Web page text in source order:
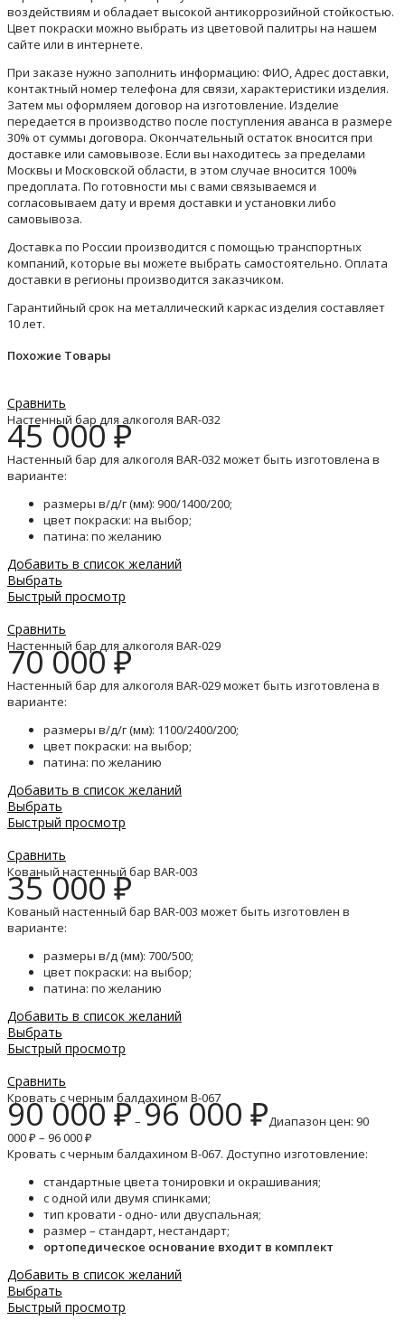
воздействиям и обладает высокой антикоррозийной стойкостью.
Цвет покраски можно выбрать из цветовой палитры на нашем
сайте или в интернете.
При заказе нужно заполнить информацию: ФИО, Адрес доставки,
контактный номер телефона для связи, характеристики изделия.
Затем мы оформляем договор на изготовление. Изделие
передается в производство после поступления аванса в размере
30% от суммы договора. Окончательный остаток вносится при
доставке или самовывозе. Если вы находитесь за пределами
Москвы и Московской области, в этом случае вносится 100%
предоплата. По готовности мы с вами связываемся и
согласовываем дату и время доставки и установки либо
самовывоза.
Доставка по России производится с помощью транспортных
компаний, которые вы можете выбрать самостоятельно. Оплата
доставки в регионы производится заказчиком.
Гарантийный срок на металлический каркас изделия составляет
10 лет.
Похожие Товары
Сравнить
Настенный бар для алкоголя BAR-032
45 000₽
Настенный бар для алкоголя BAR-032 может быть изготовлена в
варианте:
размеры в/д/г (мм): 900/1400/200;
цвет покраски: на выбор;
патина: по желанию
Добавить в список желаний
Выбрать
Быстрый просмотр
Сравнить
Настенный бар для алкоголя BAR-029
70 000₽
Настенный бар для алкоголя BAR-029 может быть изготовлена в
варианте:
размеры в/д/г (мм): 1100/2400/200;
цвет покраски: на выбор;
патина: по желанию
Добавить в список желаний
Выбрать
Быстрый просмотр
Сравнить
Кованый настенный бар BAR-003
35 000₽
Кованый настенный бар BAR-003 может быть изготовлен в
варианте:
размеры в/д (мм): 700/500;
цвет покраски: на выбор;
патина: по желанию
Добавить в список желаний
Выбрать
Быстрый просмотр
Сравнить
Кровать с черным балдахином B-067
90 000₽– 96 000 ₽Диапазон цен: 90
000 ₽ – 96 000 ₽
Кровать с черным балдахином B-067. Доступно изготовление:
стандартные цвета тонировки и окрашивания;
с одной или двумя спинками;
тип кровати - одно- или двуспальная;
размер – стандарт, нестандарт;
ортопедическое основание входит в комплект
Добавить в список желаний
Выбрать
Быстрый просмотр